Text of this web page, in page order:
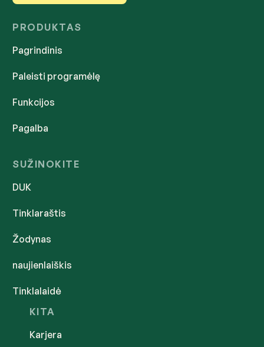
PRODUKTAS
Pagrindinis
Paleisti programėlę
Funkcijos
Pagalba
DUK
Tinklaraštis
Žodynas
naujienlaiškis
Tinklalaidė
SUŽINOKITE
Karjera
KITA